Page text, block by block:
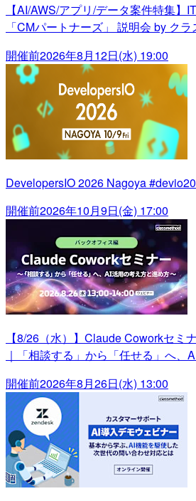
【AI/AWS/アプリ/データ案件特集】
「CMパートナーズ」 説明会 by ク
開催前2026年8月12日(水) 19:00
DevelopersIO 2026 Nagoya
開催前2026年10月9日(金) 17:00
【8/26（水）】Claude Coworkセミ
｜「相談する」から「任せる」へ、
開催前2026年8月26日(水) 13:00